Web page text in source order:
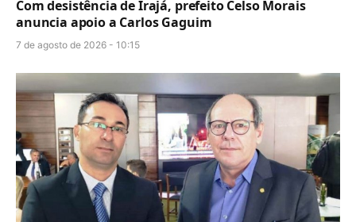
Com desistência de Irajá, prefeito Celso Morais
anuncia apoio a Carlos Gaguim
7 de agosto de 2026 - 10:15